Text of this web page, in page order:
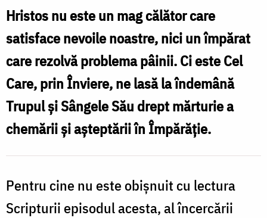
Hristos
/
Foto:
Bogdan
Zamfirescu
Hristos nu este un mag călător care
satisface nevoile noastre, nici un împărat
care rezolvă problema pâinii. Ci este Cel
Care, prin Înviere, ne lasă la îndemână
Trupul și Sângele Său drept mărturie a
chemării și așteptării în Împărăție.
Pentru cine nu este obișnuit cu lectura
Scripturii episodul acesta, al încercării